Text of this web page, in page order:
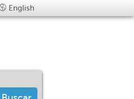
English